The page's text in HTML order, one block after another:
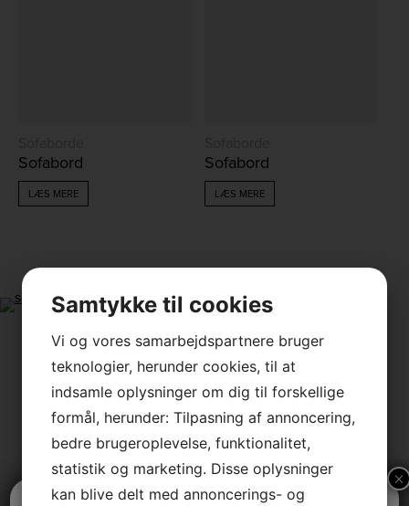
Sofabord
LÆS MERE
Sofabord
LÆS MERE
Følg os på Instagram
jlinterieur
jlinterieur
jlinterieur
jlinterieur ×
Samtykke til cookies
Vi og vores samarbejdspartnere bruger
teknologier, herunder cookies, til at
indsamle oplysninger om dig til forskellige
formål, herunder: Tilpasning af annoncering,
bedre brugeroplevelse, funktionalitet,
statistik og marketing. Disse oplysninger
kan blive delt med annoncerings- og